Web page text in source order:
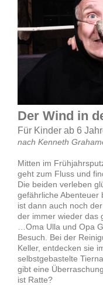
Der Wind in
Für Kinder ab 6
nach Kenneth
Mitten im
geht zum Fluss und
Die beiden verleben
gefährliche Abenteuer
ist dann auch noch
der immer wieder das
…Oma Ulla und Opa
Besuch. Bei der
Keller, entdecken sie
selbstgebastelte
gibt eine
ist Ratte?